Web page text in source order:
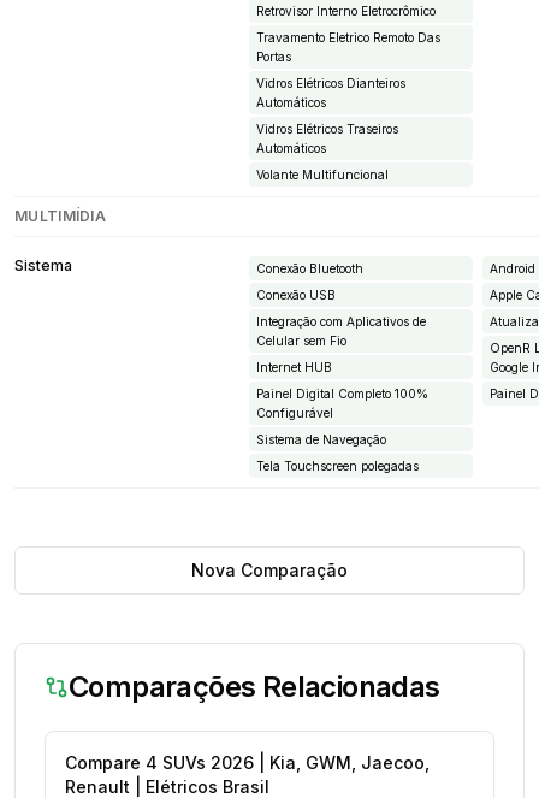
Retrovisor Interno Eletrocrômico
Travamento Eletrico Remoto Das
Portas
Vidros Elétricos Dianteiros
Automáticos
Vidros Elétricos Traseiros
Automáticos
Volante Multifuncional
MULTIMÍDIA
Sistema
Conexão Bluetooth
Conexão USB
Integração com Aplicativos de
Celular sem Fio
Internet HUB
Painel Digital Completo 100%
Configurável
Sistema de Navegação
Tela Touchscreen polegadas
Android
Apple
OpenR
Google
Painel
Nova Comparação
Comparações Relacionadas
Compare 4 SUVs 2026 | Kia, GWM, Jaecoo,
Renault | Elétricos Brasil